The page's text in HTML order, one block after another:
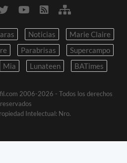
Noticias
Marie Claire
Parabrisas
Supercampo
Mia Lunateen BATimes
2006-2026 - Todos los derechos
reservados
Intelectual: Nro.